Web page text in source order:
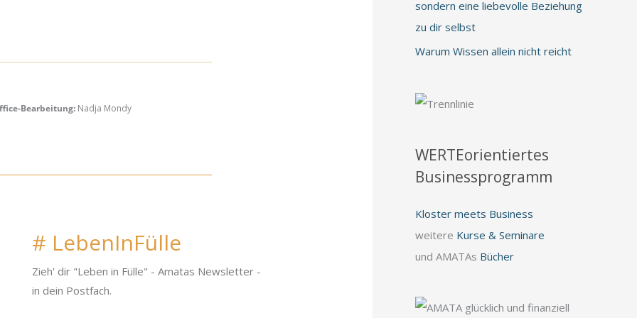
Bearbeitung: Nadja Mondy
# LebenInFülle
Zieh' dir "Leben in Fülle" - Amatas Newsletter -
in dein Postfach.
sondern eine liebevolle Beziehung
zu dir selbst
Warum Wissen allein nicht reicht
WERTEorientiertes
Businessprogramm
Kloster meets Business
weitere Kurse & Seminare
und AMATAs Bücher